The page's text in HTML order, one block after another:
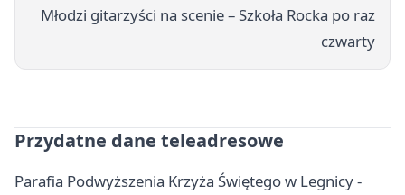
Młodzi gitarzyści na scenie – Szkoła Rocka po raz
czwarty
Przydatne dane teleadresowe
Parafia Podwyższenia Krzyża Świętego w Legnicy -